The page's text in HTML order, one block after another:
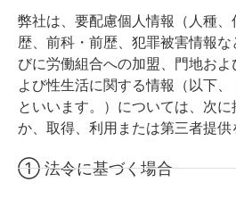
弊社は、要配慮個人情報（人種
歴、前科・前歴、犯罪被害情報
びに労働組合への加盟、門地お
よび性生活に関する情報（以下、
といいます。）については、次
か、取得、利用または第三者提供
① 法令に基づく場合